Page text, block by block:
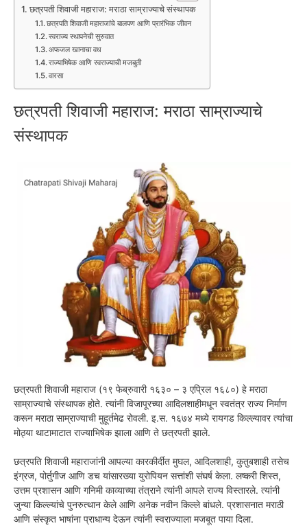
छत्रपती शिवाजी महाराज: मराठा साम्राज्याचे संस्थापक
छत्रपति शिवाजी महाराजांचे बालपण आणि प्रारंभिक जीवन
स्वराज्य स्थापनेची सुरुवात
अफजल खानाचा वध
राज्याभिषेक आणि स्वराज्याची मजबुती
वारसा
छत्रपती शिवाजी महाराज: मराठा साम्राज्याचे
संस्थापक
छत्रपती शिवाजी महाराज (१९ फेब्रुवारी १६३० – ३ एप्रिल १६८०) हे मराठा
साम्राज्याचे संस्थापक होते. त्यांनी विजापूरच्या आदिलशाहीमधून स्वतंत्र राज्य निर्माण
करून मराठा साम्राज्याची मुहूर्तमेढ रोवली. इ.स. १६७४ मध्ये रायगड किल्ल्यावर त्यांचा
मोठ्या थाटामाटात राज्याभिषेक झाला आणि ते छत्रपती झाले.
छत्रपति शिवाजी महाराजांनी आपल्या कारकीर्दीत मुघल, आदिलशाही, कुतुबशाही तसेच
इंग्रज, पोर्तुगीज आणि डच यांसारख्या युरोपियन सत्तांशी संघर्ष केला. लष्करी शिस्त,
उत्तम प्रशासन आणि गनिमी काव्याच्या तंत्राने त्यांनी आपले राज्य विस्तारले. त्यांनी
जुन्या किल्ल्यांचे पुनरुत्थान केले आणि अनेक नवीन किल्ले बांधले. प्रशासनात मराठी
आणि संस्कृत भाषांना प्राधान्य देऊन त्यांनी स्वराज्याला मजबूत पाया दिला.